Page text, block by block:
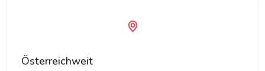
Österreichweit